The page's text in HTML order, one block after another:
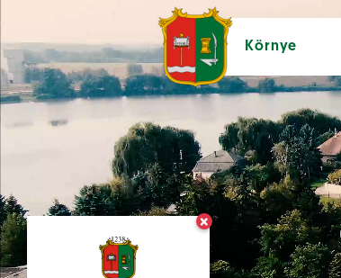
×
Környe
Hírek [